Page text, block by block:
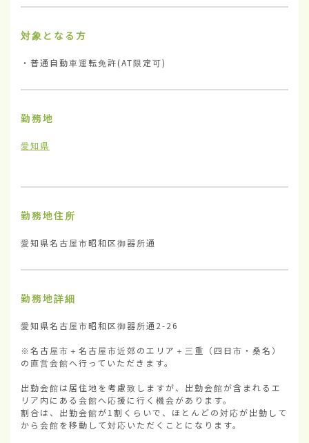
対象となる方
・普通自動車運転免許(AT限定可)
勤務地
愛知県
勤務地住所
愛知県名古屋市昭和区御器所通
勤務地詳細
愛知県名古屋市昭和区御器所通2-26
※名古屋市＋名古屋市近郊のエリア＋三重（四日市・桑名）
の直営会館へ行っていただきます。
出勤会館は居住地を考慮致しますが、出勤会館が含まれるエ
リア内にある会館へ応援に行く機会があります。
割合は、出勤会館が1割くらいで、ほとんどの対応が出勤して
から会館を移動して対応いただくことになります。